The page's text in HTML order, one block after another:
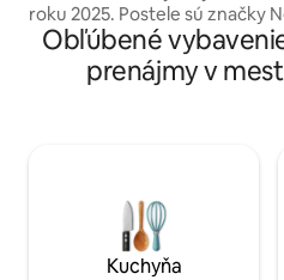
roku 2025. Postele sú značky
posteľná bielizeň značky The
Company. 1 x manželská
jednolôžka. Môže byť pridaná
Nespresso a malá chladnička. V
nachádza skvelá krčma The
ponúka obedy a večere. Stodola sa
nachádza v záhrade s rozlohou
Obľúbené
prenájmy v
Kuchyňa